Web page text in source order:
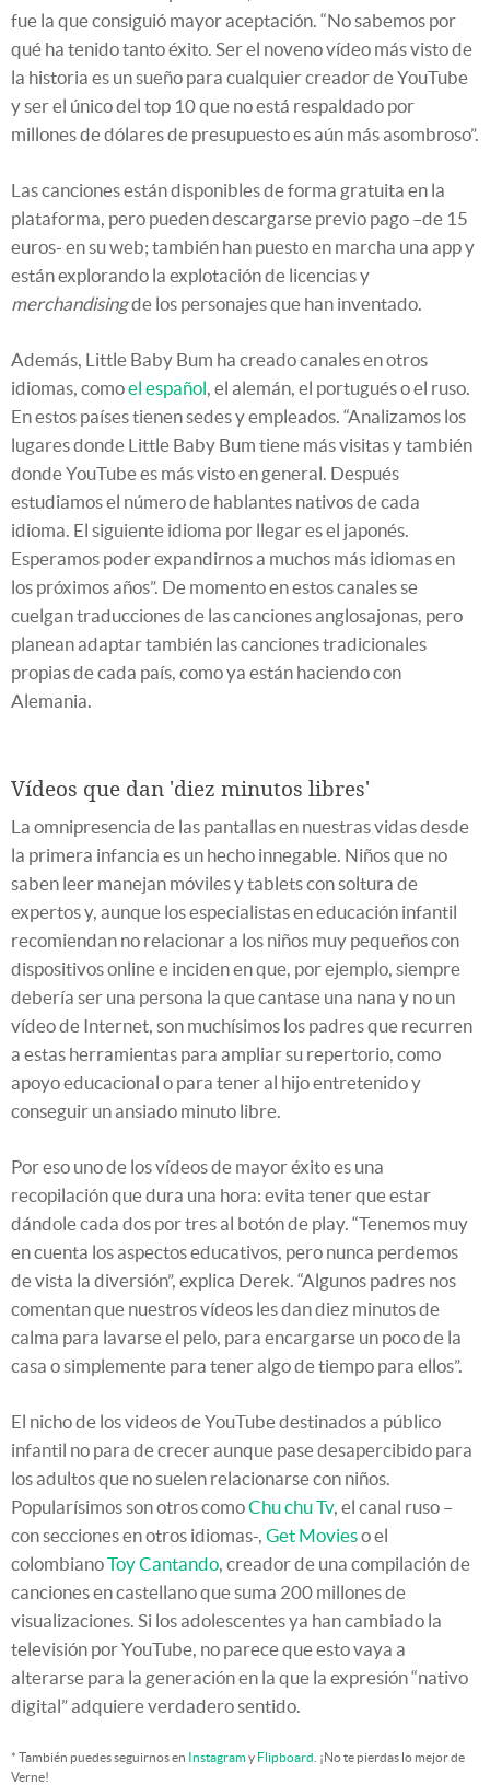
fue la que consiguió mayor aceptación. “No sabemos por
qué ha tenido tanto éxito. Ser el noveno vídeo más visto de
la historia es un sueño para cualquier creador de YouTube
y ser el único del top 10 que no está respaldado por
millones de dólares de presupuesto es aún más asombroso”.
Las canciones están disponibles de forma gratuita en la
plataforma, pero pueden descargarse previo pago –de 15
euros- en su web; también han puesto en marcha una app y
están explorando la explotación de licencias y
merchandisingde los personajes que han inventado.
Además, Little Baby Bum ha creado canales en otros
idiomas, comoel español, el alemán, el portugués o el ruso.
En estos países tienen sedes y empleados. “Analizamos los
lugares donde Little Baby Bum tiene más visitas y también
donde YouTube es más visto en general. Después
estudiamos el número de hablantes nativos de cada
idioma. El siguiente idioma por llegar es el japonés.
Esperamos poder expandirnos a muchos más idiomas en
los próximos años”. De momento en estos canales se
cuelgan traducciones de las canciones anglosajonas, pero
planean adaptar también las canciones tradicionales
propias de cada país, como ya están haciendo con
Alemania.
Vídeos que dan 'diez minutos libres'
La omnipresencia de las pantallas en nuestras vidas desde
la primera infancia es un hecho innegable. Niños que no
saben leer manejan móviles y tablets con soltura de
expertos y, aunque los especialistas en educación infantil
recomiendan no relacionar a los niños muy pequeños con
dispositivos online e inciden en que, por ejemplo, siempre
debería ser una persona la que cantase una nana y no un
vídeo de Internet, son muchísimos los padres que recurren
a estas herramientas para ampliar su repertorio, como
apoyo educacional o para tener al hijo entretenido y
conseguir un ansiado minuto libre.
Por eso uno de los vídeos de mayor éxito es una
recopilación que dura una hora: evita tener que estar
dándole cada dos por tres al botón de play. “Tenemos muy
en cuenta los aspectos educativos, pero nunca perdemos
de vista la diversión”, explica Derek. “Algunos padres nos
comentan que nuestros vídeos les dan diez minutos de
calma para lavarse el pelo, para encargarse un poco de la
casa o simplemente para tener algo de tiempo para ellos”.
El nicho de los videos de YouTube destinados a público
infantil no para de crecer aunque pase desapercibido para
los adultos que no suelen relacionarse con niños.
Popularísimos son otros comoChu chu Tv, el canal ruso –
con secciones en otros idiomas-, Get Movieso el
colombianoToy Cantando, creador de una compilación de
canciones en castellano que suma 200 millones de
visualizaciones. Si los adolescentes ya han cambiado la
televisión por YouTube, no parece que esto vaya a
alterarse para la generación en la que la expresión “nativo
digital” adquiere verdadero sentido.
* También puedes seguirnos en Instagramy Flipboard . ¡No te pierdas lo mejor de
Verne!